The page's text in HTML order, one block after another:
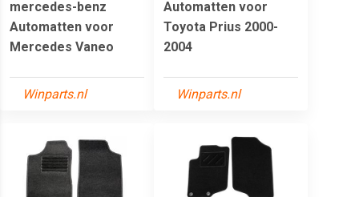
mercedes-benz
Automatten voor
Mercedes Vaneo
Winparts.nl
Automatten voor
Toyota Prius 2000-
2004
Winparts.nl